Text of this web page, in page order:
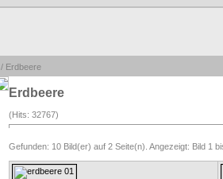
/ Erdbeere
Erdbeere
(Hits: 32767)
Gefunden: 10 Bild(er) auf 2 Seite(n). Angezeigt: Bild 1